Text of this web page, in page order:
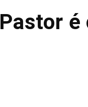
Pastor